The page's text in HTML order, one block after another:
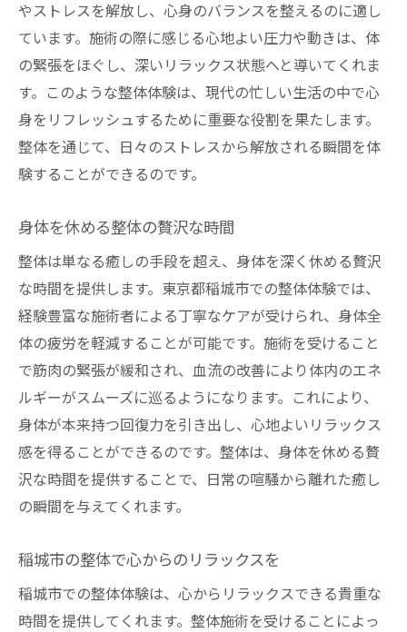
やストレスを解放し、心身のバランスを整えるのに適し
ています。施術の際に感じる心地よい圧力や動きは、体
の緊張をほぐし、深いリラックス状態へと導いてくれま
す。このような整体体験は、現代の忙しい生活の中で心
身をリフレッシュするために重要な役割を果たします。
整体を通じて、日々のストレスから解放される瞬間を体
験することができるのです。
身体を休める整体の贅沢な時間
整体は単なる癒しの手段を超え、身体を深く休める贅沢
な時間を提供します。東京都稲城市での整体体験では、
経験豊富な施術者による丁寧なケアが受けられ、身体全
体の疲労を軽減することが可能です。施術を受けること
で筋肉の緊張が緩和され、血流の改善により体内のエネ
ルギーがスムーズに巡るようになります。これにより、
身体が本来持つ回復力を引き出し、心地よいリラックス
感を得ることができるのです。整体は、身体を休める贅
沢な時間を提供することで、日常の喧騒から離れた癒し
の瞬間を与えてくれます。
稲城市の整体で心からのリラックスを
稲城市での整体体験は、心からリラックスできる貴重な
時間を提供してくれます。整体施術を受けることによっ